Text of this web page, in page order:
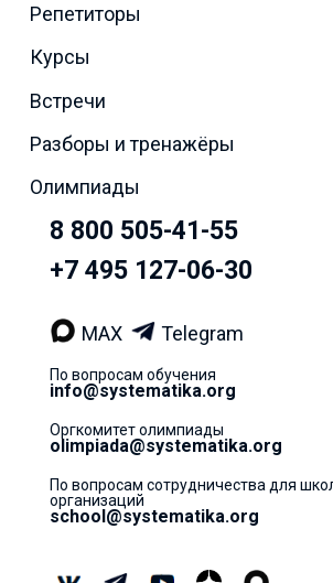
Репетиторы
Курсы
Встречи
Разборы и тренажёры
Олимпиады
8 800 505-41-55
+7 495 127-06-30
MAX Telegram
По вопросам обучения
info@systematika.org
Оргкомитет олимпиады
olimpiada@systematika.org
По вопросам сотрудничества для
организаций
school@systematika.org